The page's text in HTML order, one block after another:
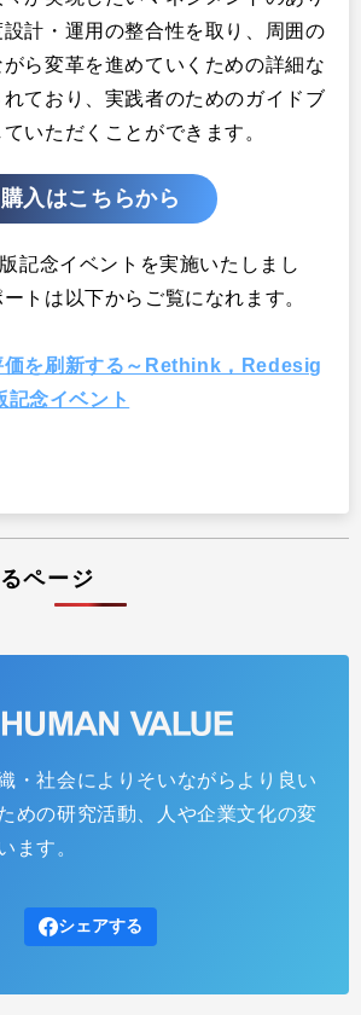
計・運用の整合性を取り、周囲の
ら変革を進めていくための詳細な
ており、実践者のためのガイドブ
いただくことができます。
購入はこちらから
念イベントを実施いたしまし
トは以下からご覧になれます。
価を刷新する～Rethink，Redesig
念イベント
ページ
・社会によりそいながらより良い
めの研究活動、人や企業文化の変
ます。
シェアする